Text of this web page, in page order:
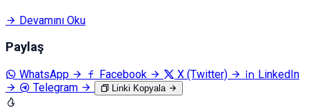
Devamını Oku
Paylaş
WhatsApp Facebook X (Twitter)
LinkedIn
Telegram
Linki Kopyala